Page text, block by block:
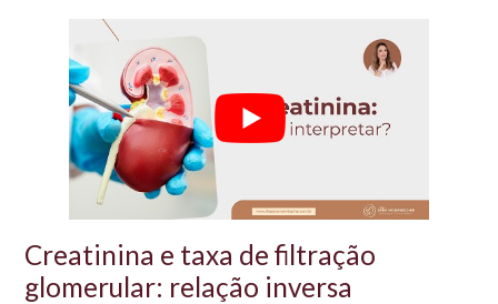
Creatinina e taxa de filtração
glomerular: relação inversa